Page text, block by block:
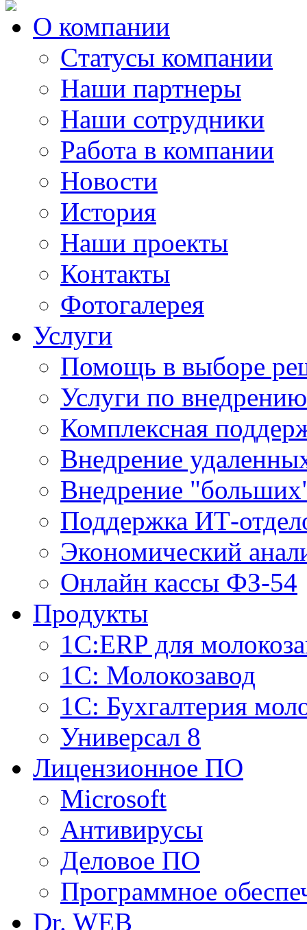
О компании
Cтатусы компании
Наши партнеры
Наши сотрудники
Работа в компании
Новости
История
Наши проекты
Контакты
Фотогалерея
Услуги
Помощь в выборе
Услуги по внедрению
Комплексная
Внедрение
Внедрение
Поддержка ИТ-
Экономический
Онлайн кассы ФЗ-54
Продукты
1С:ERP для
1C: Молокозавод
1С: Бухгалтерия
Универсал 8
Лицензионное ПО
Microsoft
Антивирусы
Деловое ПО
Программное
Dr. WEB